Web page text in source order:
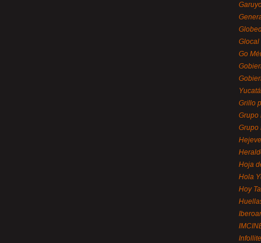
Glocal
Go
Grillo
Grupo
Grupo
Hoja
Hola
Hoy